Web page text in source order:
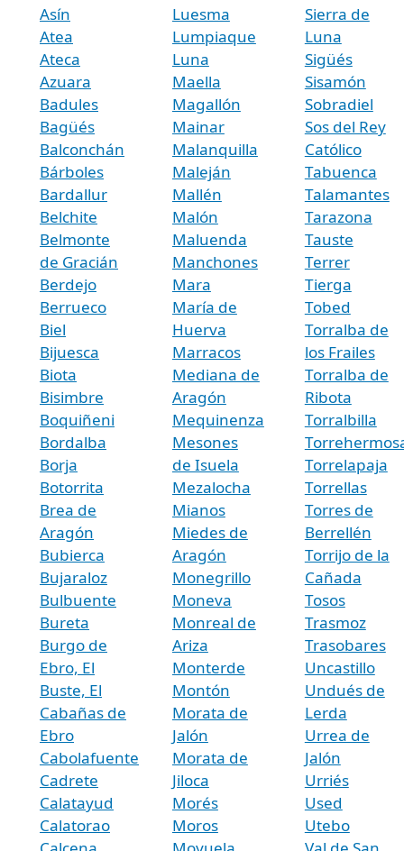
Asín
Atea
Ateca
Azuara
Badules
Bagüés
Balconchán
Bárboles
Bardallur
Belchite
Belmonte
de Gracián
Berdejo
Berrueco
Biel
Bijuesca
Biota
Bisimbre
Boquiñeni
Bordalba
Borja
Botorrita
Brea de
Aragón
Bubierca
Bujaraloz
Bulbuente
Bureta
Burgo de
Ebro, El
Buste, El
Cabañas de
Ebro
Cabolafuente
Cadrete
Calatayud
Calatorao
Luesma
Lumpiaque
Luna
Maella
Magallón
Mainar
Malanquilla
Maleján
Mallén
Malón
Maluenda
Manchones
Mara
María de
Huerva
Marracos
Mediana de
Aragón
Mequinenza
Mesones
de Isuela
Mezalocha
Mianos
Miedes de
Aragón
Monegrillo
Moneva
Monreal de
Ariza
Monterde
Montón
Morata de
Jalón
Morata de
Jiloca
Morés
Moros
Sierra de
Luna
Sigüés
Sisamón
Sobradiel
Sos del Rey
Católico
Tabuenca
Talamantes
Tarazona
Tauste
Terrer
Tierga
Tobed
Torralba de
los Frailes
Torralba de
Ribota
Torralbilla
Torrelapaja
Torrellas
Torres de
Berrellén
Torrijo de la
Cañada
Tosos
Trasmoz
Trasobares
Uncastillo
Undués de
Lerda
Urrea de
Jalón
Urriés
Used
Utebo